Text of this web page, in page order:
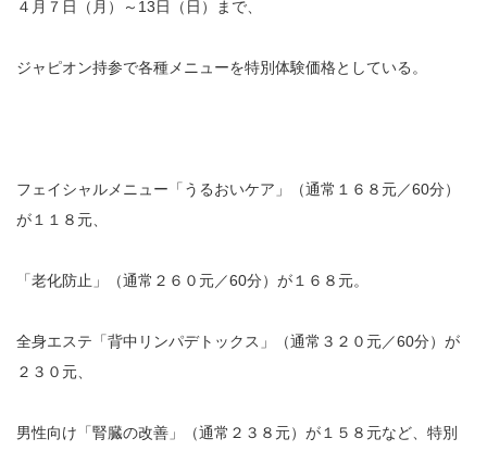
４月７日（月）～13日（日）まで、
ジャピオン持参で各種メニューを特別体験価格としている。
フェイシャルメニュー「うるおいケア」（通常１６８元／60分）
が１１８元、
「老化防止」（通常２６０元／60分）が１６８元。
全身エステ「背中リンパデトックス」（通常３２０元／60分）が
２３０元、
男性向け「腎臓の改善」（通常２３８元）が１５８元など、特別